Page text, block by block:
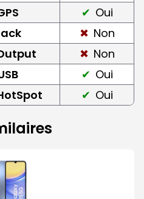
Oui
Non
Non
Oui
Oui